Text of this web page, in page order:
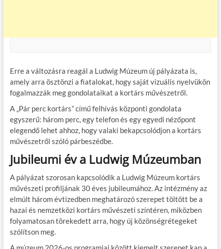
Erre a változásra reagál a Ludwig Múzeum új pályázata is,
amely arra ösztönzi a fiatalokat, hogy saját vizuális nyelvükön
fogalmazzák meg gondolataikat a kortárs művészetről.
A „Pár perc kortárs” című felhívás központi gondolata
egyszerű: három perc, egy telefon és egy egyedi nézőpont
elegendő lehet ahhoz, hogy valaki bekapcsolódjon a kortárs
művészetről szóló párbeszédbe.
Jubileumi év a Ludwig Múzeumban
A pályázat szorosan kapcsolódik a Ludwig Múzeum kortárs
művészeti profiljának 30 éves jubileumához. Az intézmény az
elmúlt három évtizedben meghatározó szerepet töltött be a
hazai és nemzetközi kortárs művészeti színtéren, miközben
folyamatosan törekedett arra, hogy új közönségrétegeket
szólítson meg.